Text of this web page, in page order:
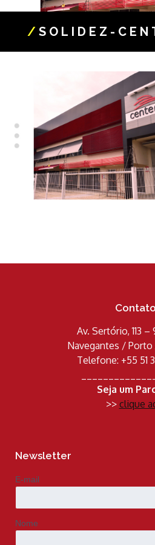
/ SOLIDEZ-
Contato
Av. Sertório, 113 –
Navegantes / Porto
Telefone: +55 51
Seja um
>> clique
Newsletter
E-mail
Nome